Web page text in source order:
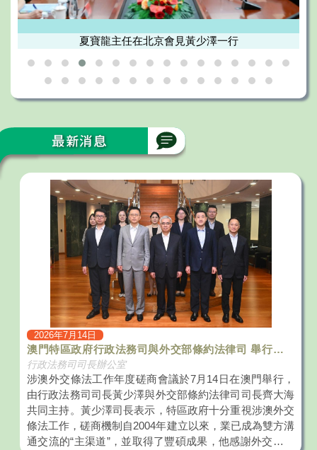
市政署與拱北海關、合作區執委會簽署合作協議 推進澳
2026年7月14日
澳門特區政府行政法務司與外交部條約法律司 舉行涉澳
外交條法工作年度磋商會議
行政法務司司長辦公室
涉澳外交條法工作年度磋商會議於7月14日在澳門舉行，
由行政法務司司長黃少澤與外交部條約法律司司長齊大海
共同主持。黃少澤司長表示，特區政府十分重視涉澳外交
條法工作，磋商機制自2004年建立以來，業已成為雙方溝
通交流的“主渠道”，並取得了豐碩成果，他感謝外交部及